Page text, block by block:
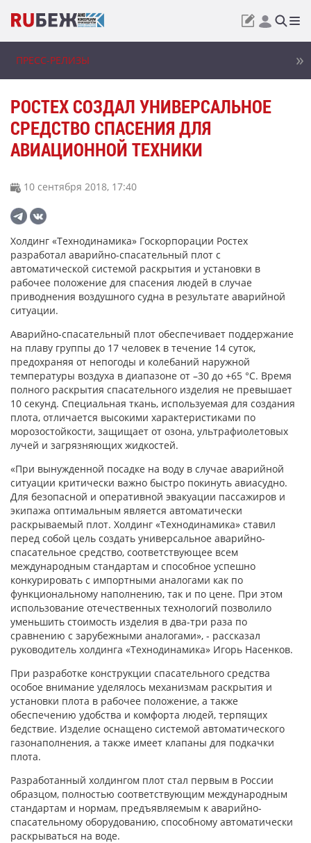
ПРЕСС-РЕЛИЗЫ
РОСТЕХ СОЗДАЛ УНИВЕРСАЛЬНОЕ
СРЕДСТВО СПАСЕНИЯ ДЛЯ
АВИАЦИОННОЙ ТЕХНИКИ
10 сентября 2018, 17:40
Холдинг «Технодинамика» Госкорпорации Ростех
разработал аварийно-спасательный плот с
автоматической системой раскрытия и установки в
рабочее положение для спасения людей в случае
приводнения воздушного судна в результате аварийной
ситуации.
Аварийно-спасательный плот обеспечивает поддержание
на плаву группы до 17 человек в течение 14 суток,
предохраняя от непогоды и колебаний наружной
температуры воздуха в диапазоне от –30 до +65 °С. Время
полного раскрытия спасательного изделия не превышает
10 секунд. Специальная ткань, используемая для создания
плота, отличается высокими характеристиками по
морозостойкости, защищает от озона, ультрафиолетовых
лучей и загрязняющих жидкостей.
«При вынужденной посадке на воду в случае аварийной
ситуации критически важно быстро покинуть авиасудно.
Для безопасной и оперативной эвакуации пассажиров и
экипажа оптимальным является автоматически
раскрываемый плот. Холдинг «Технодинамика» ставил
перед собой цель создать универсальное аварийно-
спасательное средство, соответствующее всем
международным стандартам и способное успешно
конкурировать с импортными аналогами как по
функциональному наполнению, так и по цене. При этом
использование отечественных технологий позволило
уменьшить стоимость изделия в два-три раза по
сравнению с зарубежными аналогами», - рассказал
руководитель холдинга «Технодинамика» Игорь Насенков.
При разработке конструкции спасательного средства
особое внимание уделялось механизмам раскрытия и
установки плота в рабочее положение, а также
обеспечению удобства и комфорта людей, терпящих
бедствие. Изделие оснащено системой автоматического
газонаполнения, а также имеет клапаны для подкачки
плота.
Разработанный холдингом плот стал первым в России
образцом, полностью соответствующим международным
стандартам и нормам, предъявляемым к аварийно-
спасательному оборудованию, способному автоматически
раскрываться на воде.